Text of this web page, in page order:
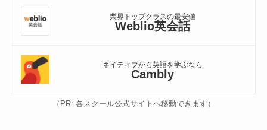
業界トップクラスの最安値
Weblio英会話
ネイティブから英語を学ぶなら
Cambly
（PR: 各スクール公式サイトへ移動できます）